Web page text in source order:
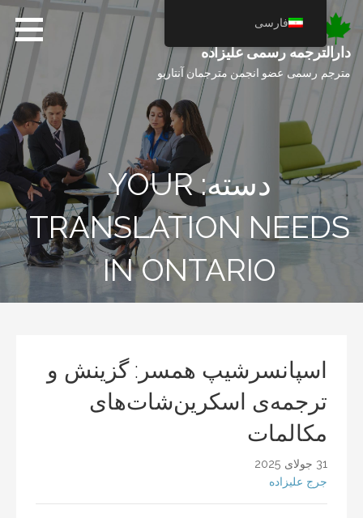
رفتن
محتوادارالترجمه رسمی علیزاده
مترجم رسمی عضو انجمن مترجمان آنتاریو
دسته: YOUR
TRANSLATION NEEDS
IN ONTARIO
اسپانسرشیپ همسر: گزینش و
ترجمه‌ی اسکرین‌شات‌های
مکالمات
31 جولای 2025
جرج علیزاده
فارسی